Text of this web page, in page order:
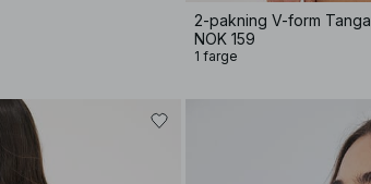
2-pakning V-form Tanga
NOK 159
1 farge